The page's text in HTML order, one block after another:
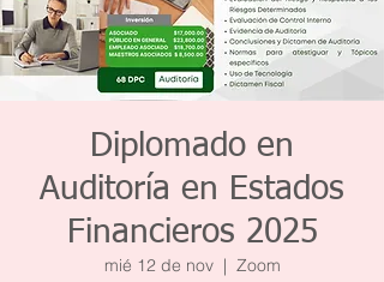
Diplomado en
Auditoría en Estados
Financieros 2025
mié 12 de nov
  |
Zoom